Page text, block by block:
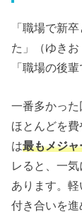
「職場で新
た」（ゆきお
「職場の後
一番多かっ
ほとんどを
は最もメジ
レると、一
あります。
付き合いを進